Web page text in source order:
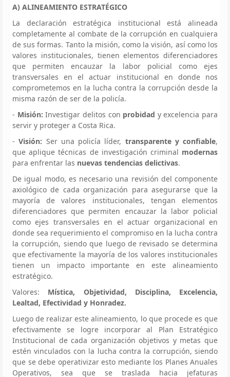
A) ALINEAMIENTO ESTRATÉGICO
La declaración estratégica institucional está alineada
completamente al combate de la corrupción en cualquiera
de sus formas. Tanto la misión, como la visión, así como los
valores institucionales, tienen elementos diferenciadores
que permiten encauzar la labor policial como ejes
transversales en el actuar institucional en donde nos
comprometemos en la lucha contra la corrupción desde la
misma razón de ser de la policía.
- Misión: Investigar delitos con probidad y excelencia para
servir y proteger a Costa Rica.
-Visión: Ser una policía líder, transparente y confiable,
que aplique técnicas de investigación criminal modernas
para enfrentar las nuevas tendencias delictivas.
De igual modo, es necesario una revisión del componente
axiológico de cada organización para asegurarse que la
mayoría de valores institucionales, tengan elementos
diferenciadores que permiten encauzar la labor policial
como ejes transversales en el actuar organizacional en
donde sea requerimiento el compromiso en la lucha contra
la corrupción, siendo que luego de revisado se determina
que efectivamente la mayoría de los valores institucionales
tienen un impacto importante en este alineamiento
estratégico.
Valores: Mística, Objetividad, Disciplina, Excelencia,
Lealtad, Efectividad y Honradez.
Luego de realizar este alineamiento, lo que procede es que
efectivamente se logre incorporar al Plan Estratégico
Institucional de cada organización objetivos y metas que
estén vinculados con la lucha contra la corrupción, siendo
que se debe operativizar esto mediante los Planes Anuales
Operativos, sea que se traslada hacia jefaturas